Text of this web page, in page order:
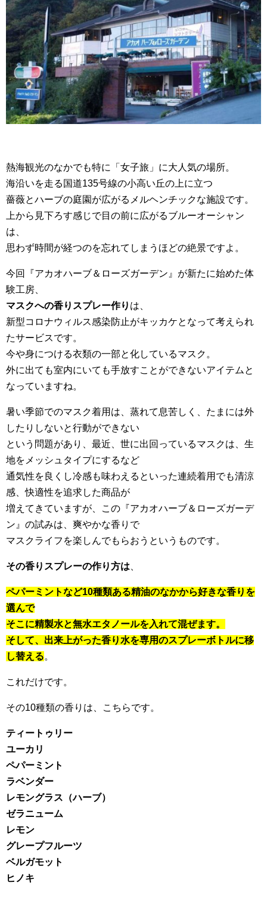
熱海観光のなかでも特に「女子旅」に大人気の場所。
海沿いを走る国道135号線の小高い丘の上に立つ
薔薇とハーブの庭園が広がるメルヘンチックな施設です。
上から見下ろす感じで目の前に広がるブルーオーシャン
は、
思わず時間が経つのを忘れてしまうほどの絶景ですよ。
今回『アカオハーブ＆ローズガーデン』が新たに始めた体
験工房、
マスクへの香りスプレー作り は、
新型コロナウィルス感染防止がキッカケとなって考えられ
たサービスです。
今や身につける衣類の一部と化しているマスク。
外に出ても室内にいても手放すことができないアイテムと
なっていますね。
暑い季節でのマスク着用は、蒸れて息苦しく、たまには外
したりしないと行動ができない
という問題があり、最近、世に出回っているマスクは、生
地をメッシュタイプにするなど
通気性を良くし冷感も味わえるといった連続着用でも清涼
感、快適性を追求した商品が
増えてきていますが、この『アカオハーブ＆ローズガーデ
ン』の試みは、爽やかな香りで
マスクライフを楽しんでもらおうというものです。
その香りスプレーの作り方は
ペパーミントなど10種類ある精油のなかから好きな香りを
選んで
そこに精製水と無水エタノールを入れて混ぜます。
そして、出来上がった香り水を専用のスプレーボトルに移
し替える。
これだけです。
その10種類の香りは、こちらです。
ティートゥリー
ユーカリ
ペパーミント
ラベンダー
レモングラス（ハーブ）
ゼラニューム
レモン
グレープフルーツ
ベルガモット
ヒノキ